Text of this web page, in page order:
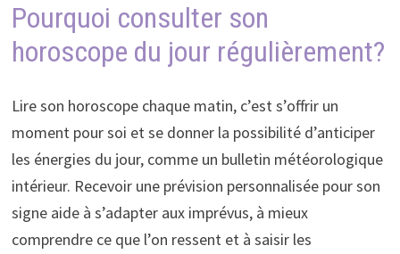
Pourquoi consulter son
horoscope du jour régulièrement?
Lire son horoscope chaque matin, c’est s’offrir un
moment pour soi et se donner la possibilité d’anticiper
les énergies du jour, comme un bulletin météorologique
intérieur. Recevoir une prévision personnalisée pour son
signe aide à s’adapter aux imprévus, à mieux
comprendre ce que l’on ressent et à saisir les